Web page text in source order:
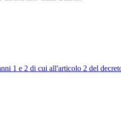
1 e 2 di cui all'articolo 2 del